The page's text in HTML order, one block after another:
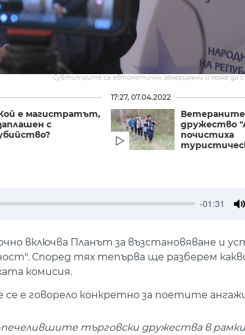
Субтитрите са автоматично генерирани и може да
е магистратът,
с
17:27, 07.04.2022
дружество
почистиха
-01:31
включва Планът за възстановяване и
Според тях тепърва ще разберем
комисия.
се е говорело конкретно за поетите
търговски дружества в